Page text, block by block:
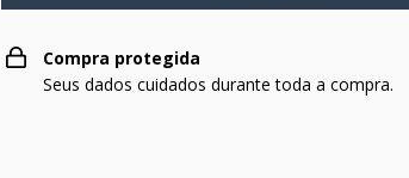
Compra protegida
Seus dados cuidados durante toda a compra.